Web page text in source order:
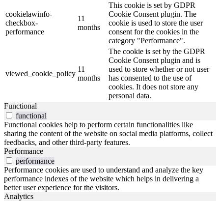
cookielawinfo-
checkbox-
performance
11
months
This cookie is set by GDPR
Cookie Consent plugin. The
cookie is used to store the user
consent for the cookies in the
category "Performance".
viewed_cookie_policy
11
months
The cookie is set by the GDPR
Cookie Consent plugin and is
used to store whether or not user
has consented to the use of
cookies. It does not store any
personal data.
Functional
functional
Functional cookies help to perform certain functionalities like
sharing the content of the website on social media platforms, collect
feedbacks, and other third-party features.
Performance
performance
Performance cookies are used to understand and analyze the key
performance indexes of the website which helps in delivering a
better user experience for the visitors.
Analytics